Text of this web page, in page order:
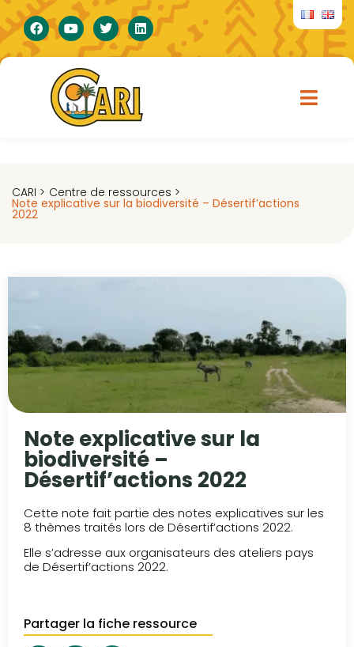
CARI > Centre de ressources >
Note explicative sur la biodiversité – Désertif’actions
2022
Note explicative sur la
biodiversité –
Désertif’actions 2022
Cette note fait partie des notes explicatives sur les
8 thèmes traités lors de Désertif’actions 2022.
Elle s’adresse aux organisateurs des ateliers pays
de Désertif’actions 2022.
Partager la fiche ressource